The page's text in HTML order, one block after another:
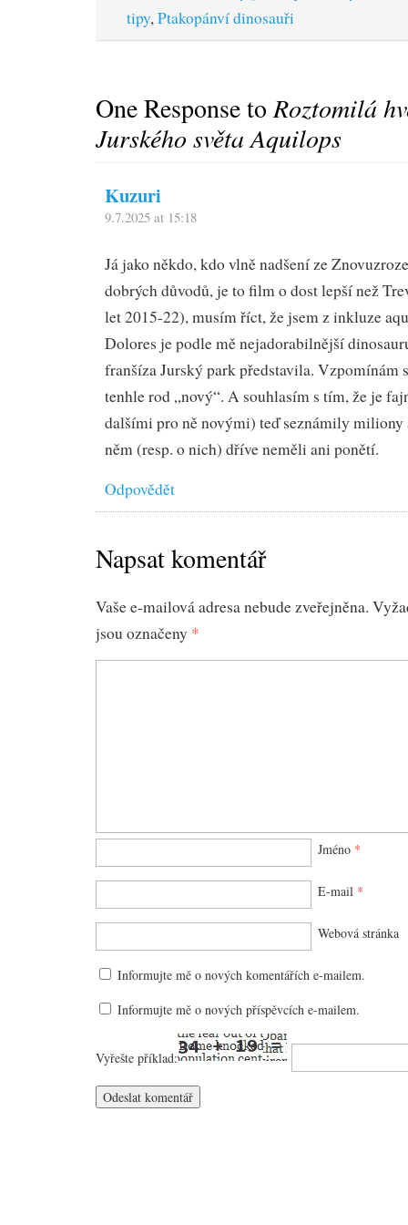
tipy,Ptakopánví dinosauři
One Response toRoztomilá
Jurského světa Aquilops
Kuzuri
9.7.2025 at 15:18
Já jako někdo, kdo vlně nadšení ze
dobrých důvodů, je to film o dost lepší než
let 2015-22), musím říct, že jsem z inkluze
Dolores je podle mě nejadorabilnější
franšíza Jurský park představila. Vzpomínám
tenhle rod „nový“. A souhlasím s tím, že je
dalšími pro ně novými) teď seznámily
něm (resp. o nich) dříve neměli ani ponětí.
Odpovědět
Napsat komentář
Vaše e-mailová adresa nebude zveřejněna.
jsou označeny *
Jméno *
E-mail *
Webová stránka
Informujte mě o nových komentářích e-mailem.
Informujte mě o nových příspěvcích e-mailem.
Vyřešte příklad: